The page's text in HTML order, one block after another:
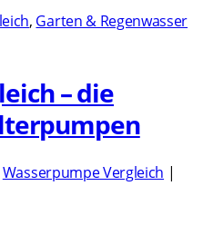
, Garten & Regenwasser
– die
Wasserpumpe Vergleich |